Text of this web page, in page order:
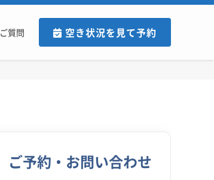
ご質問 空き状況を見て予約
ご予約・お問い合わせ